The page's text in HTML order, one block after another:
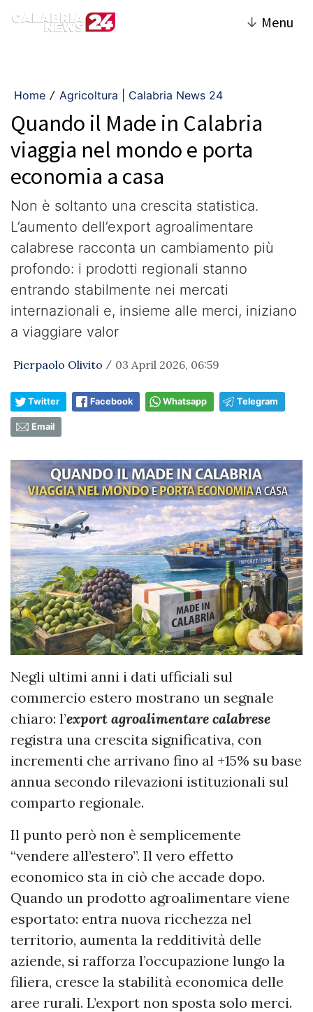
↓ Menu
Home / Agricoltura | Calabria News 24
Quando il Made in Calabria
viaggia nel mondo e porta
economia a casa
Non è soltanto una crescita statistica.
L’aumento dell’export agroalimentare
calabrese racconta un cambiamento più
profondo: i prodotti regionali stanno
entrando stabilmente nei mercati
internazionali e, insieme alle merci, iniziano
a viaggiare valor
Pierpaolo Olivito / 03 April 2026, 06:59
Twitter Facebook Whatsapp Telegram
Email
Negli ultimi anni i dati ufficiali sul
commercio estero mostrano un segnale
chiaro: l’export agroalimentare calabrese
registra una crescita significativa, con
incrementi che arrivano fino al +15% su base
annua secondo rilevazioni istituzionali sul
comparto regionale.
Il punto però non è semplicemente
“vendere all’estero”. Il vero effetto
economico sta in ciò che accade dopo.
Quando un prodotto agroalimentare viene
esportato: entra nuova ricchezza nel
territorio, aumenta la redditività delle
aziende, si rafforza l’occupazione lungo la
filiera, cresce la stabilità economica delle
aree rurali. L’export non sposta solo merci.